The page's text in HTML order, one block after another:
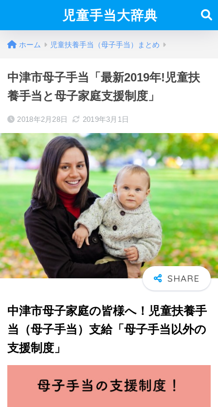
児童手当大辞典
ホーム 児童扶養手当（母子手当）まとめ
中津市母子手当「最新2019年!児童扶
養手当と母子家庭支援制度」
2018年2月28日 2019年3月1日
中津市母子家庭の皆様へ！児童扶養手
当（母子手当）支給「母子手当以外の
支援制度」